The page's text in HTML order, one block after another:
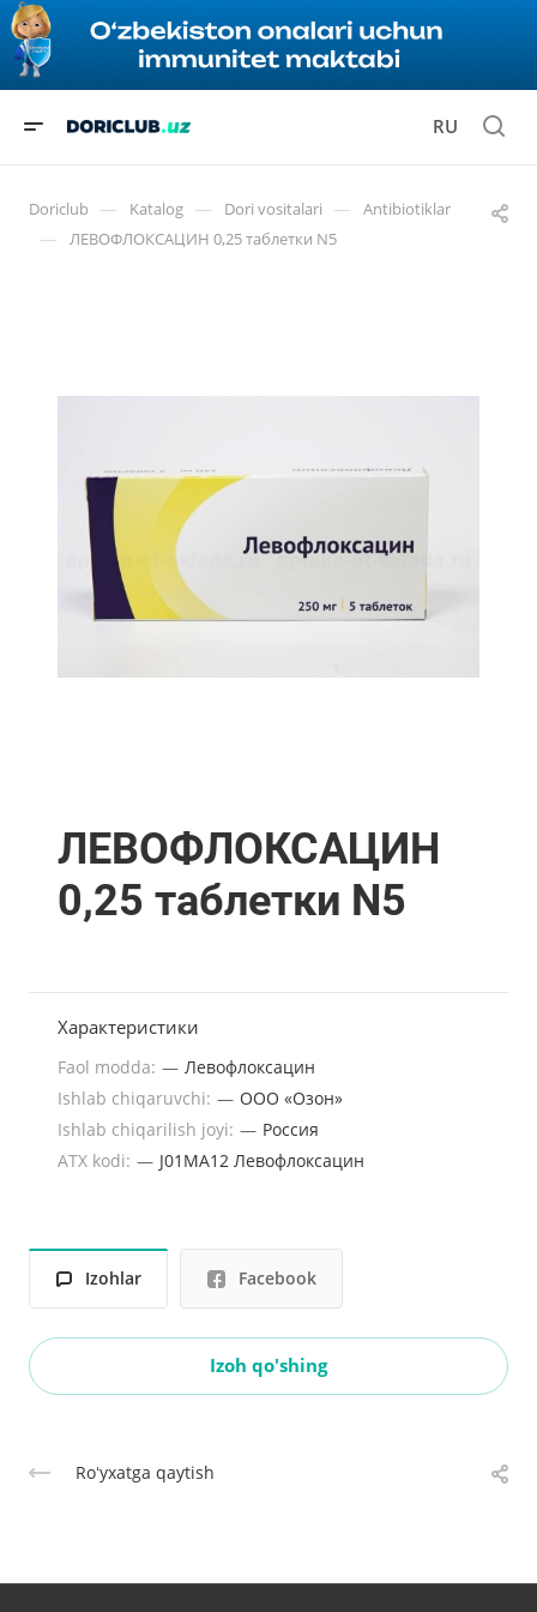
RU
Doriclub — Katalog — Dori vositalari — Antibiotiklar
— ЛЕВОФЛОКСАЦИН 0,25 таблетки N5
ЛЕВОФЛОКСАЦИН
0,25 таблетки N5
Характеристики
Faol modda: — Левофлоксацин
Ishlab chiqaruvchi: — ООО «Озон»
Ishlab chiqarilish joyi: — Россия
ATX kodi: — J01MA12 Левофлоксацин
Izohlar Facebook
Izoh qo'shing
Roʻyxatga qaytish